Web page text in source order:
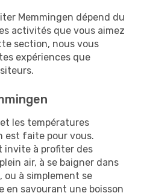
Memmingen dépend du
activités que vous aimez
section, nous vous
expériences que
les températures
est faite pour vous.
invite à profiter des
air, à se baigner dans
à simplement se
en savourant une boisson